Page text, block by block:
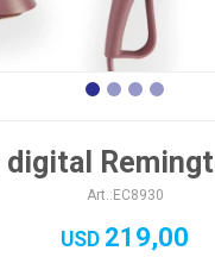
digital
EC8930
USD 219,00